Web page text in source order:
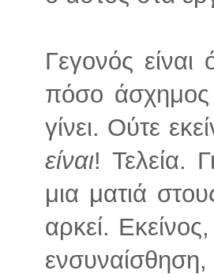
Γεγονός
πόσο
γίνει. Ούτε
είναι! Τελεία.
μια ματιά
αρκεί.
ενσυναίσθηση,